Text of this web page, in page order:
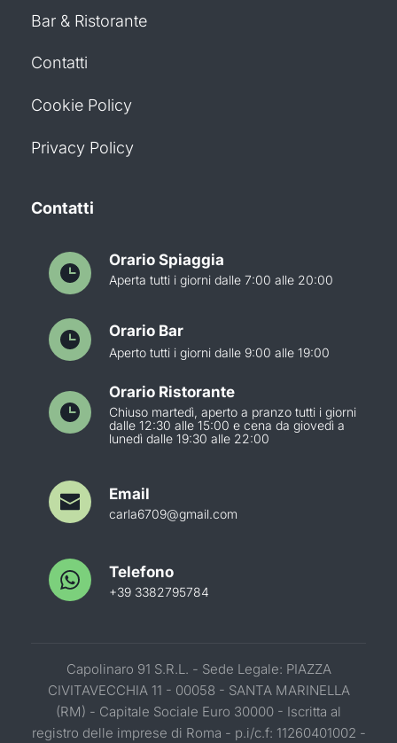
Bar & Ristorante
Contatti
Cookie Policy
Privacy Policy
Contatti
Orario Spiaggia
Aperta tutti i giorni dalle 7:00 alle 20:00
Orario Bar
Aperto tutti i giorni dalle 9:00 alle 19:00
Orario Ristorante
Chiuso martedì, aperto a pranzo tutti i giorni
dalle 12:30 alle 15:00 e cena da giovedì a
lunedì dalle 19:30 alle 22:00
Email
carla6709@gmail.com
Telefono
+39 3382795784
Capolinaro 91 S.R.L. - Sede Legale: PIAZZA
CIVITAVECCHIA 11 - 00058 - SANTA MARINELLA
(RM) - Capitale Sociale Euro 30000 - Iscritta al
registro delle imprese di Roma - p.i/c.f: 11260401002 -